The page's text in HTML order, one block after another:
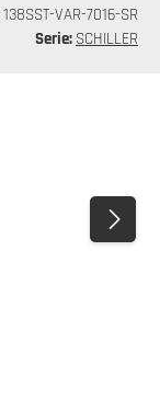
138SST-VAR-7016-SR
Serie: SCHILLER